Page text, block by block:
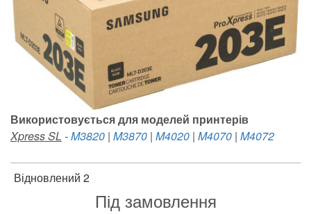
Використовується для моделей принтерів
Xpress SL -M3820 | M3870 | M4020 | M4070 | M4072
Відновлений 2
Під замовлення